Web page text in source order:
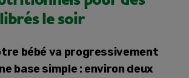
le soir
bébé va progressivement
base simple : environ deux